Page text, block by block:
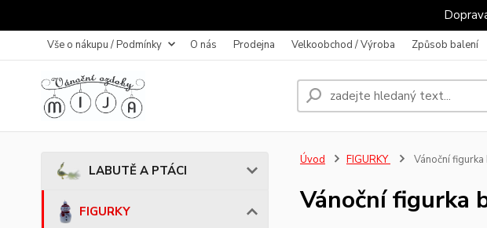
Vše o nákupu / Podmínky O nás Prodejna Velkoobchod / Výroba Způsob balení
LABUTĚ A PTÁCI
FIGURKY
Úvod FIGURKY Vánoční
Vánoční figurka